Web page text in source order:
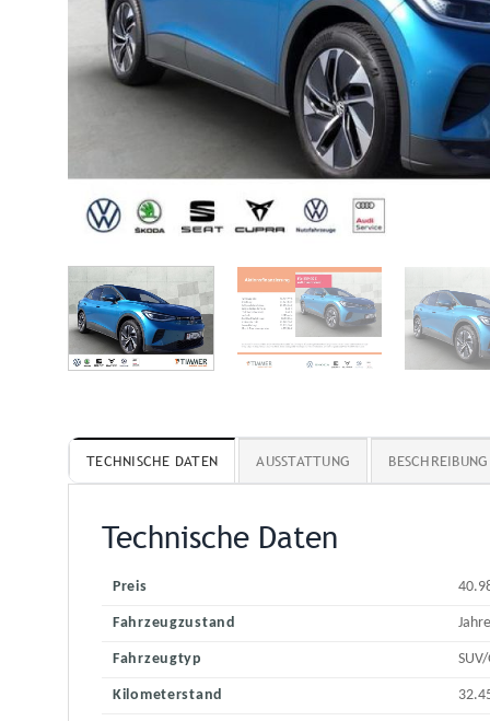
TECHNISCHE DATEN AUSSTATTUNG BESCHREIBUNG
Technische Daten
Preis
Fahrzeugzustand
Fahrzeugtyp
Kilometerstand